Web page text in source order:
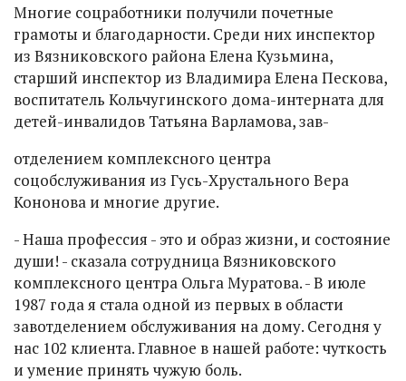
Многие соцработники получили почетные
грамоты и благодарности. Среди них инспектор
из Вязниковского района Елена Кузьмина,
старший инспектор из Владимира Елена Пескова,
воспитатель Кольчугинского дома-интерната для
детей-инвалидов Татьяна Варламова, зав-
отделением комплексного центра
соцобслуживания из Гусь-Хрустального Вера
Кононова и многие другие.
- Наша профессия - это и образ жизни, и состояние
души! - сказала сотрудница Вязниковского
комплексного центра Ольга Муратова. - В июле
1987 года я стала одной из первых в области
завотделением обслуживания на дому. Сегодня у
нас 102 клиента. Главное в нашей работе: чуткость
и умение принять чужую боль.